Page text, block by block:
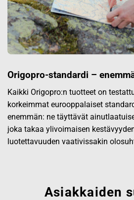
Origopro-standardi –
Kaikki Origopro:n tuotteet on
korkeimmat eurooppalaiset
enemmän: ne täyttävät
joka takaa ylivoimaisen
luotettavuuden vaativissakin
Asiakkaiden